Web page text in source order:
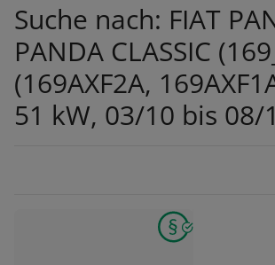
Suche nach: FIAT
PANDA CLASSIC
(169AXF2A,
51 kW, 03/10 bis 08/